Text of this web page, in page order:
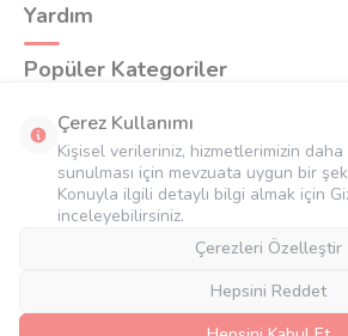
Yardım
Popüler Kategoriler
Adres & İletişim
Çerez Kullanımı
Kişisel verileriniz, hizmetlerimizin
sunulması için mevzuata uygun bir
Konuyla ilgili detaylı bilgi almak için
inceleyebilirsiniz.
Çerezleri Özelleştir
Hepsini Reddet